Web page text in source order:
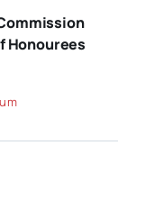
Honourees